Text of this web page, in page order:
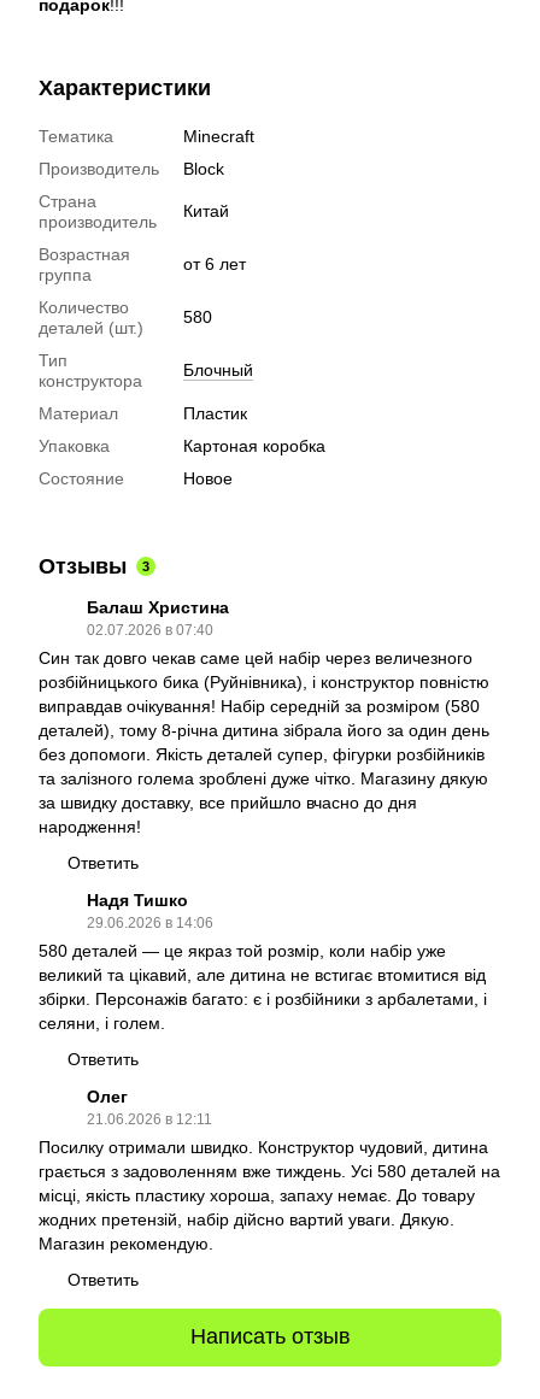
подарок!!!
Характеристики
Тематика
Minecraft
Производитель
Block
Страна
производитель
Китай
Возрастная
группа
от 6 лет
Количество
деталей (шт.)
580
Тип
конструктора
Блочный
Материал
Пластик
Упаковка
Картоная коробка
Состояние
Новое
Отзывы 3
Балаш Христина
02.07.2026 в 07:40
Син так довго чекав саме цей набір через величезного
розбійницького бика (Руйнівника), і конструктор повністю
виправдав очікування! Набір середній за розміром (580
деталей), тому 8-річна дитина зібрала його за один день
без допомоги. Якість деталей супер, фігурки розбійників
та залізного голема зроблені дуже чітко. Магазину дякую
за швидку доставку, все прийшло вчасно до дня
народження!
Ответить
Надя Тишко
29.06.2026 в 14:06
580 деталей — це якраз той розмір, коли набір уже
великий та цікавий, але дитина не встигає втомитися від
збірки. Персонажів багато: є і розбійники з арбалетами, і
селяни, і голем.
Ответить
Олег
21.06.2026 в 12:11
Посилку отримали швидко. Конструктор чудовий, дитина
грається з задоволенням вже тиждень. Усі 580 деталей на
місці, якість пластику хороша, запаху немає. До товару
жодних претензій, набір дійсно вартий уваги. Дякую.
Магазин рекомендую.
Ответить
Написать отзыв